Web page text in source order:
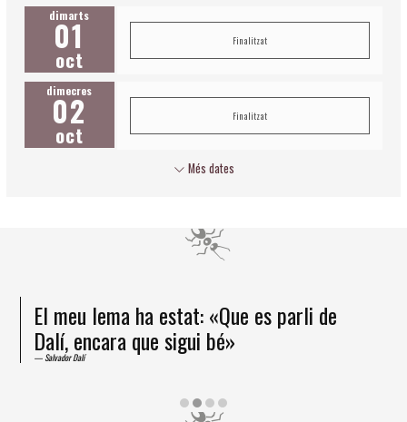
dimarts
01
oct
Finalitzat
dimecres
02
oct
Finalitzat
Més dates
El meu lema ha estat: «Que es parli de
Dalí, encara que sigui bé»
Salvador Dalí